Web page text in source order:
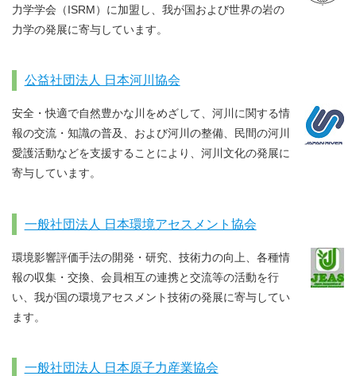
力学学会（ISRM）に加盟し、我が国および世界の岩の
力学の発展に寄与しています。
公益社団法人 日本河川協会
安全・快適で自然豊かな川をめざして、河川に関する情
報の交流・知識の普及、および河川の整備、民間の河川
愛護活動などを支援することにより、河川文化の発展に
寄与しています。
一般社団法人 日本環境アセスメント協会
環境影響評価手法の開発・研究、技術力の向上、各種情
報の収集・交換、会員相互の連携と交流等の活動を行
い、我が国の環境アセスメント技術の発展に寄与してい
ます。
一般社団法人 日本原子力産業協会